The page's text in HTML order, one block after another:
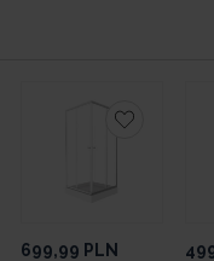
699,99 PLN